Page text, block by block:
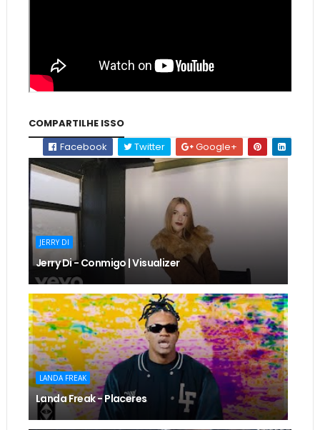
COMPARTILHE ISSO
Facebook
Twitter Google+
JERRY DI
Jerry Di - Conmigo | Visualizer
LANDA FREAK
Landa Freak - Placeres